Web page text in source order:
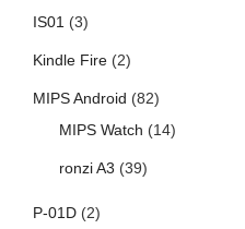
IS01 (3)
Kindle Fire(2)
MIPS Android (82)
MIPS Watch (14)
ronzi A3 (39)
P-01D(2)